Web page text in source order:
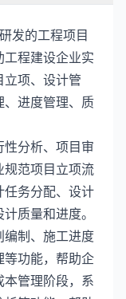
发的工程项目
程建设企业实
项、设计管
、进度管理、质
分析、项目审
规范项目立项流
任务分配、设计
质量和进度。
编制、施工进度
等功能，帮助企
管理阶段，系